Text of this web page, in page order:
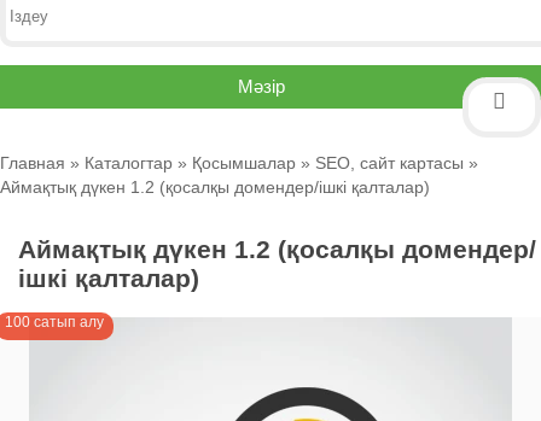
Мәзір
Главная » Каталогтар » Қосымшалар » SEO, сайт картасы »
Аймақтық дүкен 1.2 (қосалқы домендер/ішкі қалталар)
Аймақтық дүкен 1.2 (қосалқы домендер/
ішкі қалталар)
100 сатып алу